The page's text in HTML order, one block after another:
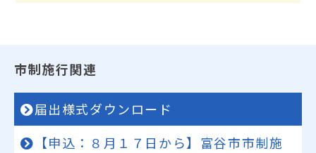
市制施行関連
届出様式ダウンロード
【申込：８月１７日から】富谷市市制施